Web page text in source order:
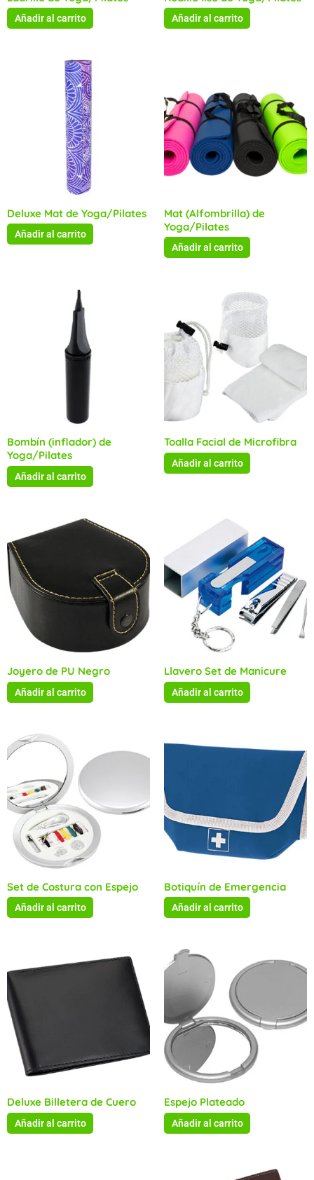
Añadir al carrito Añadir al carrito
Deluxe Mat de Yoga/Pilates
Añadir al carrito
Mat (Alfombrilla) de
Yoga/Pilates
Añadir al carrito
Bombín (inflador) de
Yoga/Pilates
Añadir al carrito
Toalla Facial de Microfibra
Añadir al carrito
Joyero de PU Negro
Añadir al carrito
Llavero Set de Manicure
Añadir al carrito
Set de Costura con Espejo
Añadir al carrito
Botiquín de Emergencia
Añadir al carrito
Deluxe Billetera de Cuero
Añadir al carrito
Espejo Plateado
Añadir al carrito